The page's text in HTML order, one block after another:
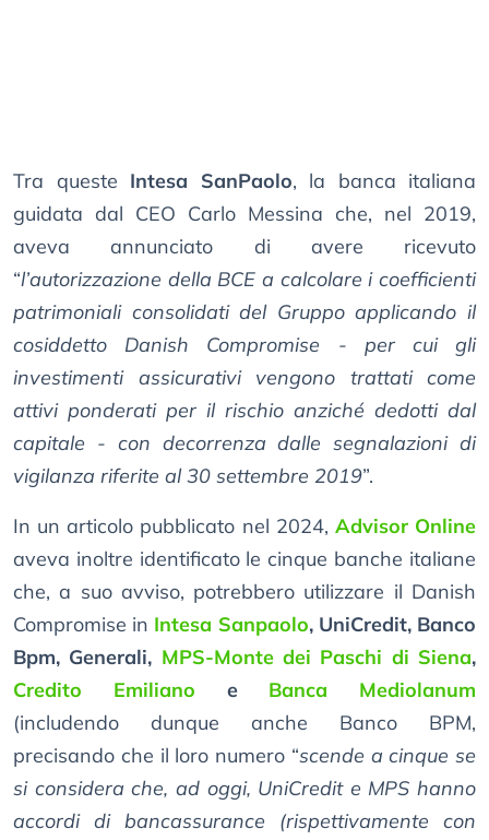
Tra queste Intesa SanPaolo, la banca italiana
guidata dal CEO Carlo Messina che, nel 2019,
aveva annunciato di avere ricevuto
“l’autorizzazione della BCE a calcolare i coefficienti
patrimoniali consolidati del Gruppo applicando il
cosiddetto Danish Compromise - per cui gli
investimenti assicurativi vengono trattati come
attivi ponderati per il rischio anziché dedotti dal
capitale - con decorrenza dalle segnalazioni di
vigilanza riferite al 30 settembre 2019”.
In un articolo pubblicato nel 2024, Advisor Online
aveva inoltre identificato le cinque banche italiane
che, a suo avviso, potrebbero utilizzare il Danish
Compromise in Intesa Sanpaolo, UniCredit, Banco
Bpm, Generali, MPS-Monte dei Paschi di Siena,
Credito Emiliano e Banca Mediolanum
(includendo dunque anche Banco BPM,
precisando che il loro numero “scende a cinque se
si considera che, ad oggi, UniCredit e MPS hanno
accordi di bancassurance (rispettivamente con